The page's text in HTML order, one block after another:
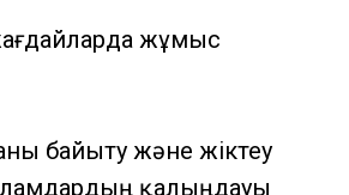
жұмыс
байыту және жіктеу
қалыңдауы